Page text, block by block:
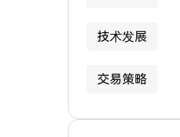
技术发展
交易策略